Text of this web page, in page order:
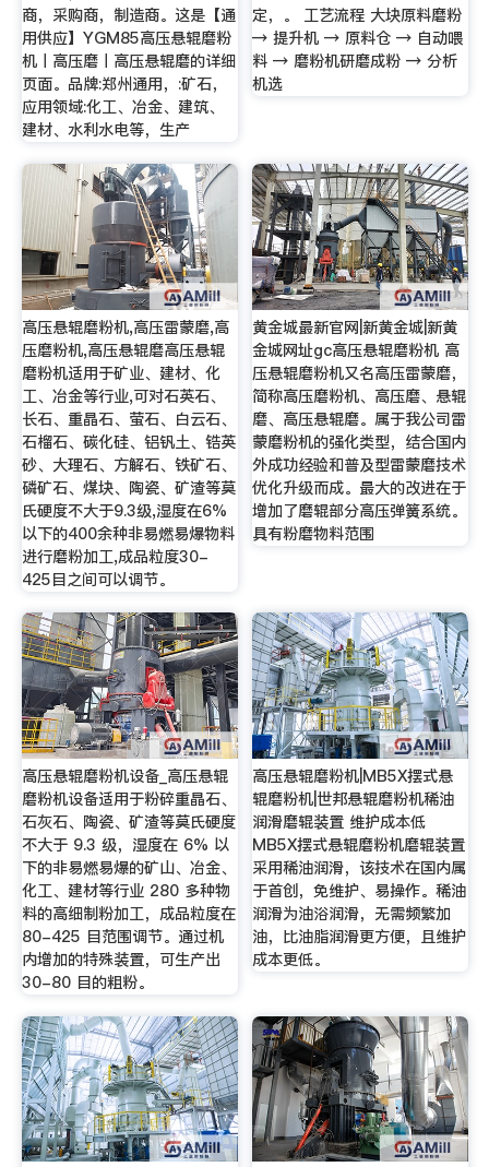
商，采购商，制造商。这是【通
用供应】YGM85高压悬辊磨粉
机丨高压磨丨高压悬辊磨的详细
页面。品牌:郑州通用，:矿石，
应用领域:化工、冶金、建筑、
建材、水利水电等，生产
定，。 工艺流程 大块原料磨粉
→ 提升机 → 原料仓 → 自动喂
料 → 磨粉机研磨成粉 → 分析
机选
高压悬辊磨粉机,高压雷蒙磨,高
压磨粉机,高压悬辊磨高压悬辊
磨粉机适用于矿业、建材、化
工、冶金等行业,可对石英石、
长石、重晶石、萤石、白云石、
石榴石、碳化硅、铝钒土、锆英
砂、大理石、方解石、铁矿石、
磷矿石、煤块、陶瓷、矿渣等莫
氏硬度不大于9.3级,湿度在6%
以下的400余种非易燃易爆物料
进行磨粉加工,成品粒度30-
425目之间可以调节。
黄金城最新官网|新黄金城|新黄
金城网址gc高压悬辊磨粉机 高
压悬辊磨粉机又名高压雷蒙磨，
简称高压磨粉机、高压磨、悬辊
磨、高压悬辊磨。属于我公司雷
蒙磨粉机的强化类型，结合国内
外成功经验和普及型雷蒙磨技术
优化升级而成。最大的改进在于
增加了磨辊部分高压弹簧系统。
具有粉磨物料范围
高压悬辊磨粉机设备_高压悬辊
磨粉机设备适用于粉碎重晶石、
石灰石、陶瓷、矿渣等莫氏硬度
不大于 9.3 级，湿度在 6% 以
下的非易燃易爆的矿山、冶金、
化工、建材等行业 280 多种物
料的高细制粉加工，成品粒度在
80-425 目范围调节。通过机
内增加的特殊装置，可生产出
30-80 目的粗粉。
高压悬辊磨粉机|MB5X摆式悬
辊磨粉机|世邦悬辊磨粉机稀油
润滑磨辊装置 维护成本低
MB5X摆式悬辊磨粉机磨辊装置
采用稀油润滑，该技术在国内属
于首创，免维护、易操作。稀油
润滑为油浴润滑，无需频繁加
油，比油脂润滑更方便，且维护
成本更低。